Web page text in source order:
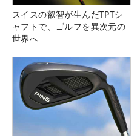
スイスの叡智が生んだTPTシ
ャフトで、ゴルフを異次元の
世界へ